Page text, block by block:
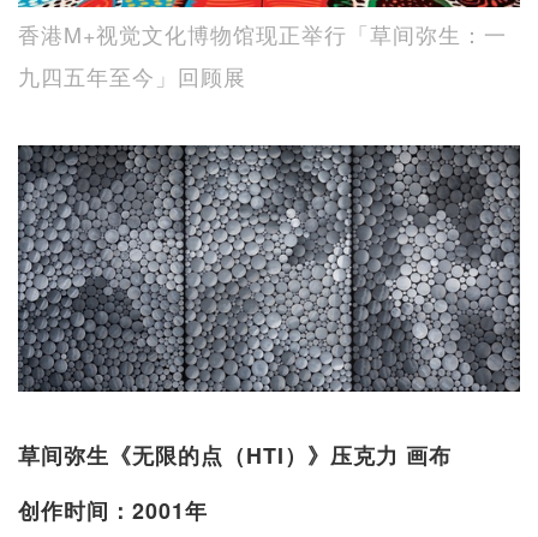
香港M+视觉文化博物馆现正举行「草间弥生：一
九四五年至今」回顾展
草间弥生《无限的点（HTI）》压克力 画布
创作时间：2001年